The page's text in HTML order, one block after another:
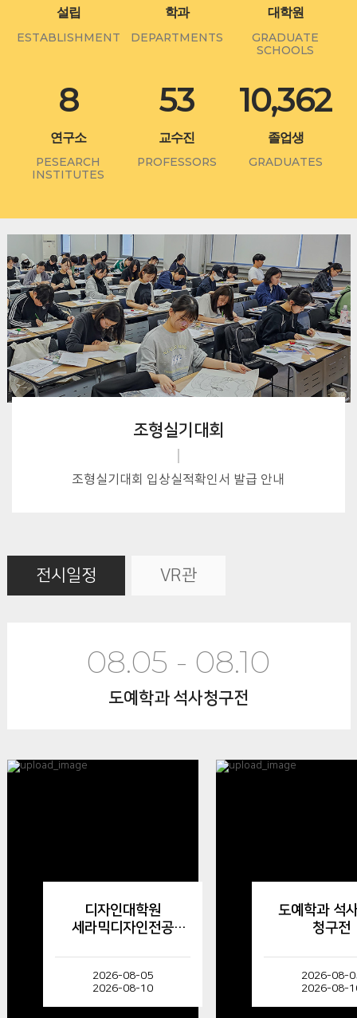
설립
ESTABLISHMENT
학과
DEPARTMENTS
대학원
GRADUATE
SCHOOLS
8
연구소
PESEARCH
INSTITUTES
53
교수진
PROFESSORS
10,362
졸업생
GRADUATES
조형실기대회
조형실기대회 입상실적확인서 발급 안내
전시일정 VR관
08.05 - 08.10
도예학과 석사청구전
디자인대학원
세라믹디자인전공
2026-08-05
2026-08-10
도예학과 석
청구전
2026-08-
2026-08-